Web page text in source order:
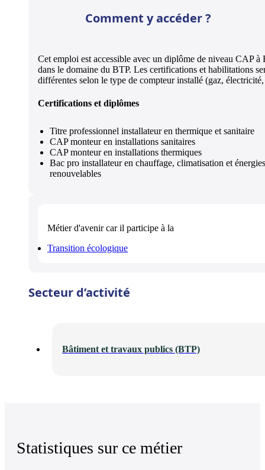
Comment y accéder ?
Cet emploi est accessible avec un diplôme de niveau CAP à
dans le domaine du BTP. Les certifications et habilitations
différentes selon le type de compteur installé (gaz,
Certifications et diplômes
Titre professionnel installateur en thermique et sanitaire
CAP monteur en installations sanitaires
CAP monteur en installations thermiques
Bac pro installateur en chauffage, climatisation et énergies
renouvelables
Métier d'avenircar il participe à la
Transition écologique
Secteur d’activité
Bâtiment et travaux publics (BTP)
Statistiques sur ce métier